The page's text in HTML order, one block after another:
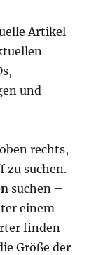
Artikel
und
rechts,
zu suchen.
suchen –
einem
finden
Größe der